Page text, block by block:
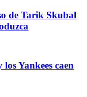
de Tarik Skubal
Yankees caen